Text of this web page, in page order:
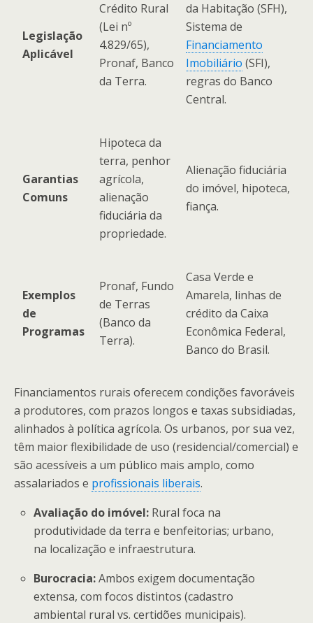
Legislação
Aplicável
Crédito Rural
(Lei nº
4.829/65),
Pronaf, Banco
da Terra.
da Habitação (SFH),
Sistema de
Financiamento
Imobiliário (SFI),
regras do Banco
Central.
Garantias
Comuns
Hipoteca da
terra, penhor
agrícola,
alienação
fiduciária da
propriedade.
Alienação fiduciária
do imóvel, hipoteca,
fiança.
Exemplos
de
Programas
Pronaf, Fundo
de Terras
(Banco da
Terra).
Casa Verde e
Amarela, linhas de
crédito da Caixa
Econômica Federal,
Banco do Brasil.
Financiamentos rurais oferecem condições favoráveis
a produtores, com prazos longos e taxas subsidiadas,
alinhados à política agrícola. Os urbanos, por sua vez,
têm maior flexibilidade de uso (residencial/comercial) e
são acessíveis a um público mais amplo, como
assalariados e profissionais liberais.
Avaliação do imóvel: Rural foca na
produtividade da terra e benfeitorias; urbano,
na localização e infraestrutura.
Burocracia:Ambos exigem documentação
extensa, com focos distintos (cadastro
ambiental rural vs. certidões municipais).